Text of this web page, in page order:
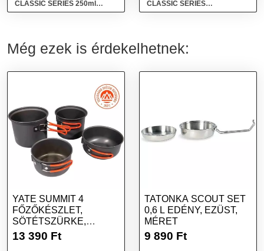
CLASSIC SERIES 250ml
Termobögre, zöld, méret
CLASSIC SERIES
LEGENDARY CLASSIC 470ML
Még ezek is érdekelhetnek:
YATE SUMMIT 4
FŐZŐKÉSZLET,
SÖTÉTSZÜRKE,
MÉRET
13 390 Ft
TATONKA SCOUT SET
0,6 L EDÉNY, EZÜST,
MÉRET
9 890 Ft